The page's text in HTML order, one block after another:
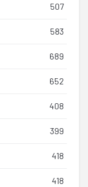
507
583
689
652
408
399
418
418